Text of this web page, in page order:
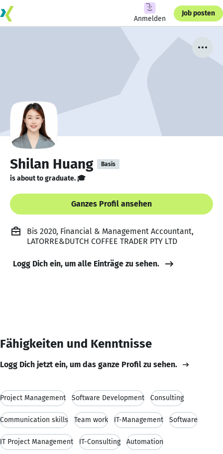
Anmelden
Job posten
Shilan Huang Basis
is about to graduate. 🎓
Ganzes Profil ansehen
Bis 2020, Financial & Management Accountant,
LATORRE&DUTCH COFFEE TRADER PTY LTD
Logg Dich ein, um alle Einträge zu sehen.
Fähigkeiten und Kenntnisse
Logg Dich jetzt ein, um das ganze Profil zu sehen.
Project Management Software Development Consulting
Communication skills Team work IT-Management Software
IT Project Management IT-Consulting Automation